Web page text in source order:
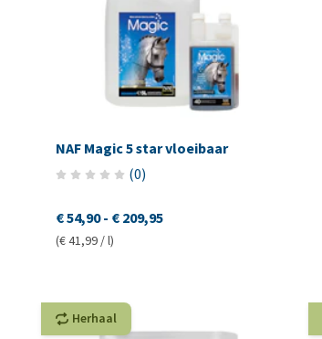
NAF Magic 5 star vloeibaar
(0)
€ 54,90 - € 209,95
(€ 41,99 / l)
Herhaal